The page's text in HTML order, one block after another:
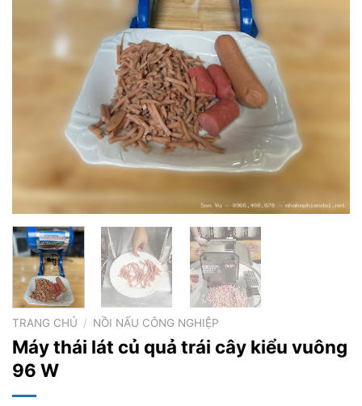
TRANG CHỦ / NỒI NẤU CÔNG NGHIỆP
Máy thái lát củ quả trái cây kiểu vuông
96 W